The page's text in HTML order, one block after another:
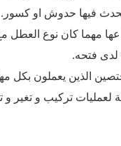
فيها حدوش او كسور.
مهما كان نوع العطل
فتحه.
الذين يعملون بكل
تركيب و تغير و